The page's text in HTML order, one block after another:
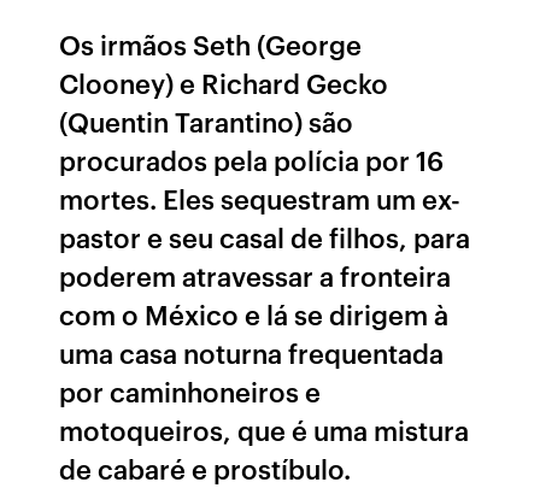
Os irmãos Seth (George
Clooney) e Richard Gecko
(Quentin Tarantino) são
procurados pela polícia por 16
mortes. Eles sequestram um ex-
pastor e seu casal de filhos, para
poderem atravessar a fronteira
com o México e lá se dirigem à
uma casa noturna frequentada
por caminhoneiros e
motoqueiros, que é uma mistura
de cabaré e prostíbulo.